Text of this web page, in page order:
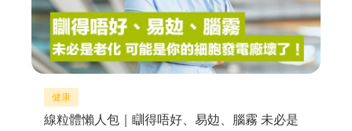
健康
線粒體懶人包｜瞓得唔好、易攰、腦霧 未必是